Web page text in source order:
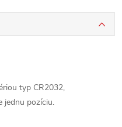
typ CR2032,
jednu pozíciu.